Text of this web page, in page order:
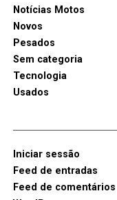
Notícias Motos
Novos
Pesados
Sem categoria
Tecnologia
Usados
Iniciar sessão
Feed de entradas
Feed de comentários